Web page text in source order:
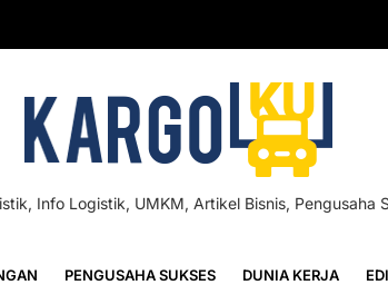
Info Logistik, UMKM, Artikel Bisnis, Pengusaha
PENGUSAHA SUKSES DUNIA KERJA